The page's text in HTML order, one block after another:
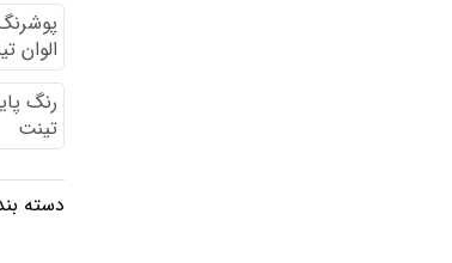
الوان
رنگ
تینت
دسته